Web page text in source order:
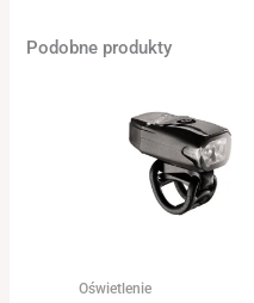
Podobne produkty
Oświetlenie